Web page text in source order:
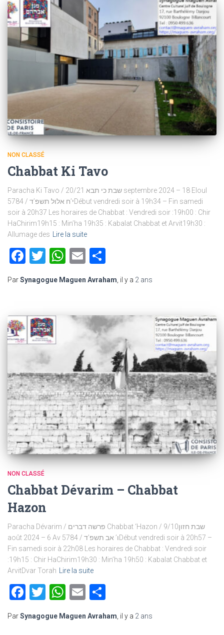
NON CLASSÉ
Chabbat Ki Tavo
Paracha Ki Tavo / שבת כי תבא 20/21 septembre 2024 – 18 Eloul
5784 / י’ח אלול תשפ’דDébut vendredi soir à 19h34 – Fin samedi
soir à 20h37 Les horaires de Chabbat : Vendredi soir :19h00 : Chir
HaChirim19h15 : Min’ha 19h35 : Kabalat Chabbat et Arvit19h30 :
Allumage des
Lire la suite
Facebook
Twitter
WhatsApp
Email
ParSynagogue Maguen Avraham , il y a 2 ans
NON CLASSÉ
Chabbat Dévarim – Chabbat
Hazon
Paracha Dévarim / פרשה דברים Chabbat ‘Hazon / שבת חזון9/10
août 2024 – 6 Av 5784 / ו’ אב תשפ’דDébut vendredi soir à 20h57 –
Fin samedi soir à 22h08 Les horaires de Chabbat : Vendredi soir
:19h15 : Chir HaChirim19h30 : Min’ha 19h50 : Kabalat Chabbat et
ArvitDvar Torah Lire la suite
Facebook
Twitter
WhatsApp
Email
ParSynagogue Maguen Avraham, il y a 2 ans